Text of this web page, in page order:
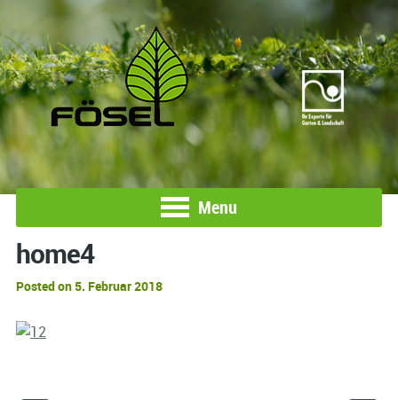
Menu
home4
Posted on 5. Februar 2018